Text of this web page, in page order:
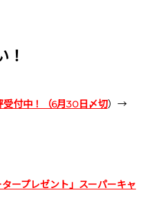
！
付中！（6月30日〆切）→
ープレゼント」スーパーキャ